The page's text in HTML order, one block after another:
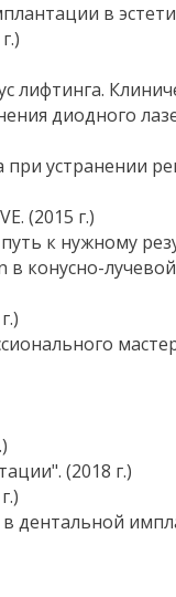
в
диодного
устранении
(2015 г.)
к нужному
в конусно-
(2018 г.)